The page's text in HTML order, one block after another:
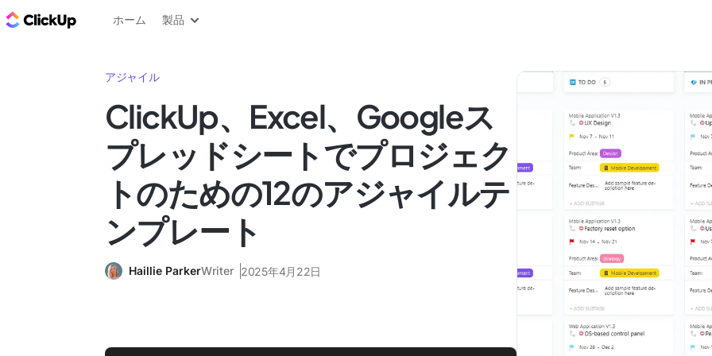
ClickUp ブログ
ホーム 製品
アジャイル
ClickUp、Excel、Googleス
プレッドシートでプロジェク
トのための12のアジャイルテ
ンプレート
Haillie ParkerWriter 2025年4月22日